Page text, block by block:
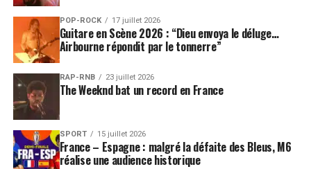
“The Wow! Signal”, un nouvel
album tourné vers l’espace
Le“The Wow! Signal Europa Tour”
sortie du dixième album studio de Muse. Attendu le
juin 2026 chez Warner Records et Helium 3
Wow! Signal” succède à“Will of the People”
2022.
POP-ROCK 17 juillet 2026
Guitare en Scène 2026 : “Dieu envoya le déluge…
Airbourne répondit par le tonnerre”
RAP-RNB 23 juillet 2026
The Weeknd bat un record en France
SPORT 15 juillet 2026
France – Espagne : malgré la défaite des Bleus, M6
réalise une audience historique